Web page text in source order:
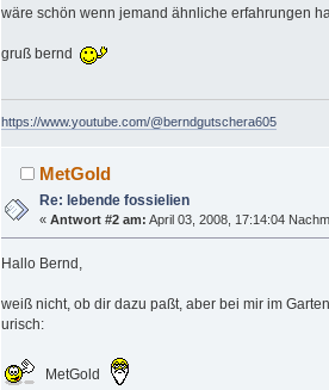
wäre schön wenn jemand ähnliche erfahrungen
gruß bernd
https://www.youtube.com/@berndgutschera605
MetGold
Re: lebende fossielien
«Antwort #2 am: April 03, 2008, 17:14:04
Hallo Bernd,
weiß nicht, ob dir dazu paßt, aber bei mir im
urisch:
MetGold